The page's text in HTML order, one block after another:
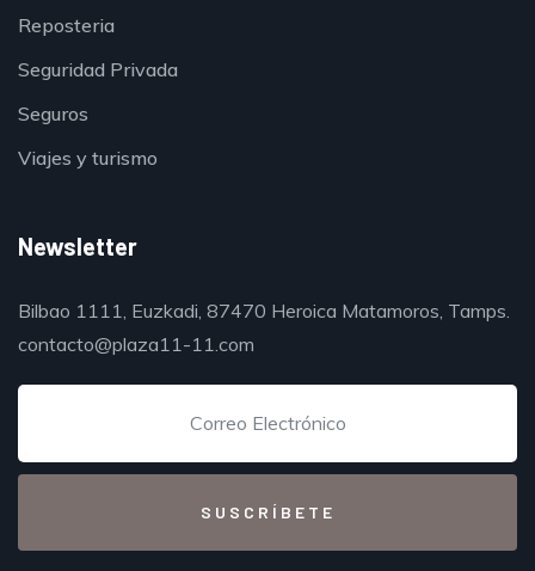
Reposteria
Seguridad Privada
Seguros
Viajes y turismo
Newsletter
Bilbao 1111, Euzkadi, 87470 Heroica Matamoros, Tamps.
contacto@plaza11-11.com